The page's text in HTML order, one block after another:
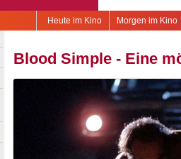
Morgen im Kino
Heute im Kino
Blood Simple - Eine